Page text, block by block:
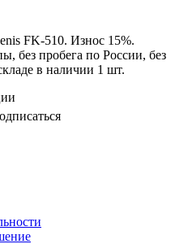
FK-510. Износ 15%.
без пробега по России, без
в наличии 1 шт.